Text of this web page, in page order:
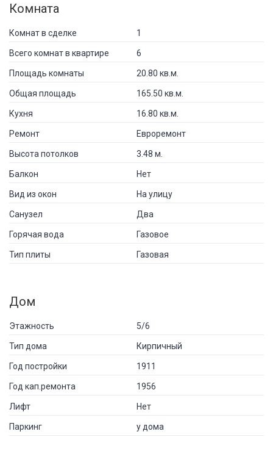
Комната
Комнат в сделке 1
Всего комнат в квартире 6
Площадь комнаты 20.80 кв.м.
Общая площадь 165.50 кв.м.
Кухня 16.80 кв.м.
Ремонт Евроремонт
Высота потолков 3.48 м.
Балкон Нет
Вид из окон На улицу
Санузел Два
Горячая вода Газовое
Тип плиты Газовая
Дом
Этажность 5/6
Тип дома Кирпичный
Год постройки 1911
Год кап.ремонта 1956
Лифт Нет
Паркинг у дома